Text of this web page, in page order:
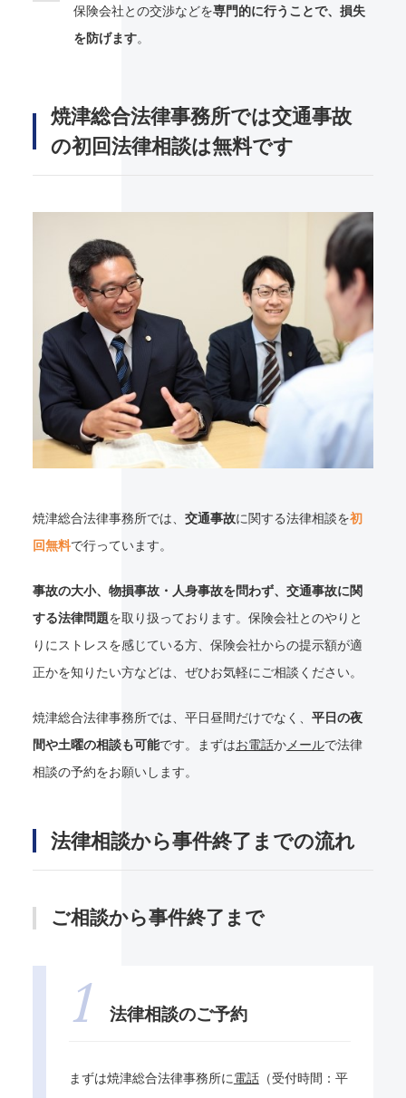
保険会社との交渉などを専門的に行うことで、損失
を防げます。
焼津総合法律事務所では交通事故
の初回法律相談は無料です
焼津総合法律事務所では、 交通事故に関する法律相談を初
回無料で行っています。
事故の大小、物損事故・人身事故を問わず、交通事故に関
する法律問題を取り扱っております。保険会社とのやりと
りにストレスを感じている方、保険会社からの提示額が適
正かを知りたい方などは、ぜひお気軽にご相談ください。
焼津総合法律事務所では、平日昼間だけでなく、 平日の夜
間や土曜の相談も可能です。まずはお電話かメールで法律
相談の予約をお願いします。
法律相談から事件終了までの流れ
ご相談から事件終了まで
法律相談のご予約
まずは焼津総合法律事務所に電話（受付時間：平